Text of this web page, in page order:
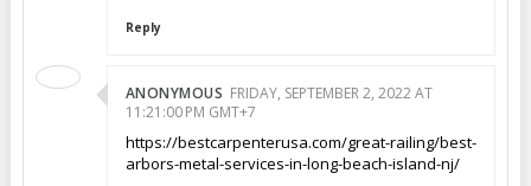
Reply
ANONYMOUS FRIDAY, SEPTEMBER 2, 2022 AT
11:21:00 PM GMT+7
https://bestcarpenterusa.com/great-railing/best-
arbors-metal-services-in-long-beach-island-nj/